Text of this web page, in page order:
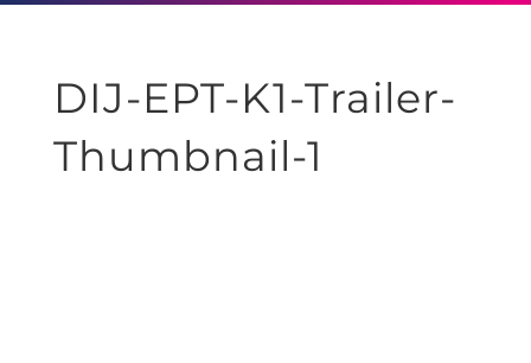
DIJ-EPT-K1-Trailer-
Thumbnail-1